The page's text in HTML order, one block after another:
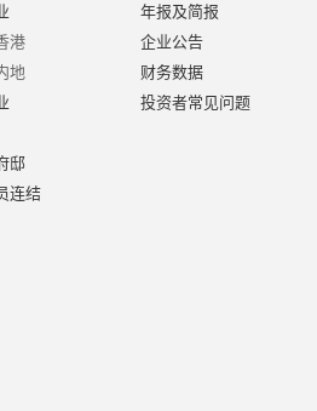
港
地
邸
连结
年报及简报
企业公告
财务数据
投资者常见问题